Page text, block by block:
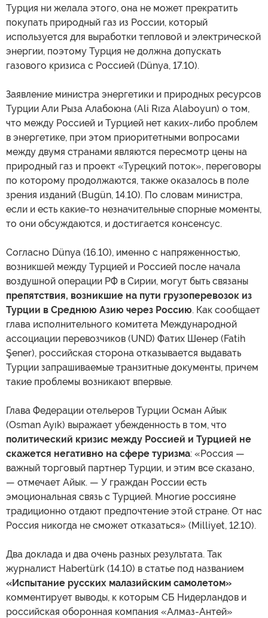
Турция ни желала этого, она не может прекратить
покупать природный газ из России, который
используется для выработки тепловой и электрической
энергии, поэтому Турция не должна допускать
газового кризиса с Россией (Dünya, 17.10).
Заявление министра энергетики и природных ресурсов
Турции Али Рыза Алабоюна (Ali Rıza Alaboyun) о том,
что между Россией и Турцией нет каких-либо проблем
в энергетике, при этом приоритетными вопросами
между двумя странами являются пересмотр цены на
природный газ и проект «Турецкий поток», переговоры
по которому продолжаются, также оказалось в поле
зрения изданий (Bugün, 14.10). По словам министра,
если и есть какие-то незначительные спорные моменты,
то они обсуждаются, и достигается консенсус.
Согласно Dünya (16.10), именно с напряженностью,
возникшей между Турцией и Россией после начала
воздушной операции РФ в Сирии, могут быть связаны
препятствия, возникшие на пути грузоперевозок из
Турции в Среднюю Азию через Россию. Как сообщает
глава исполнительного комитета Международной
ассоциации перевозчиков (UND) Фатих Шенер (Fatih
Şener), российская сторона отказывается выдавать
Турции запрашиваемые транзитные документы, причем
такие проблемы возникают впервые.
Глава Федерации отельеров Турции Осман Айык
(Osman Ayık) выражает убежденность в том, что
политический кризис между Россией и Турцией не
скажется негативно на сфере туризма: «Россия —
важный торговый партнер Турции, и этим все сказано,
— отмечает Айык. — У граждан России есть
эмоциональная связь с Турцией. Многие россияне
традиционно отдают предпочтение этой стране. От нас
Россия никогда не сможет отказаться» (Milliyet, 12.10).
Два доклада и два очень разных результата. Так
журналист Habertürk (14.10) в статье под названием
«Испытание русских малазийским самолетом»
комментирует выводы, к которым СБ Нидерландов и
российская оборонная компания «Алмаз-Антей»